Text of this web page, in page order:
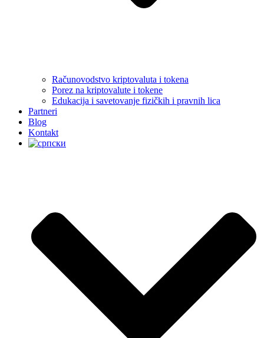
Računovodstvo kriptovaluta i tokena
Porez na kriptovalute i tokene
Edukacija i savetovanje fizičkih i pravnih lica
Partneri
Blog
Kontakt